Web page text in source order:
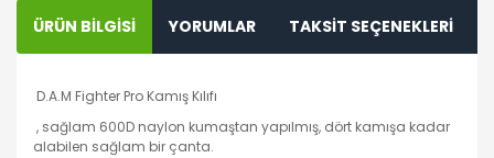
ÜRÜN BİLGİSİ YORUMLAR TAKSİT SEÇENEKLERİ
D.A.M Fighter Pro Kamış Kılıfı
, sağlam 600D naylon kumaştan yapılmış, dört kamışa kadar
alabilen sağlam bir çanta.